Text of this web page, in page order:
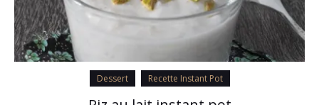
Dessert Recette Instant Pot